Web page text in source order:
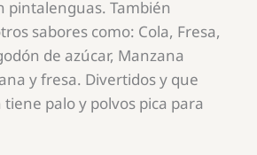
pintalenguas. También
sabores como: Cola, Fresa,
de azúcar, Manzana
y fresa. Divertidos y que
palo y polvos pica para